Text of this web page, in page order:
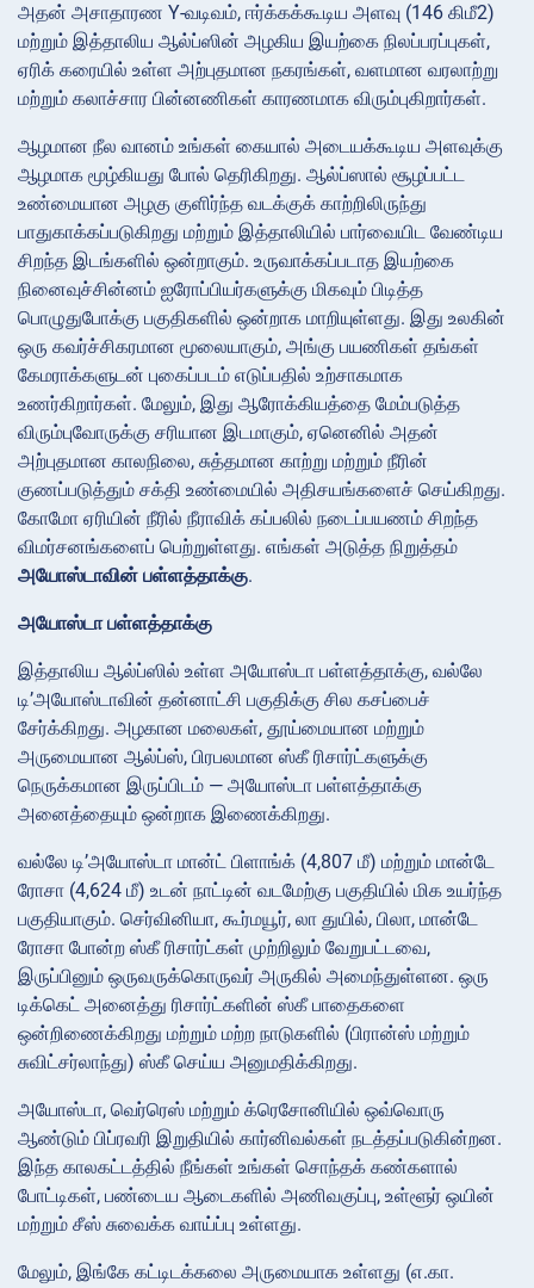
அதன் அசாதாரண Y-வடிவம், ஈர்க்கக்கூடிய அளவு (146 கிமீ2)
மற்றும் இத்தாலிய ஆல்ப்ஸின் அழகிய இயற்கை நிலப்பரப்புகள்,
ஏரிக் கரையில் உள்ள அற்புதமான நகரங்கள், வளமான வரலாற்று
மற்றும் கலாச்சார பின்னணிகள் காரணமாக விரும்புகிறார்கள்.
ஆழமான நீல வானம் உங்கள் கையால் அடையக்கூடிய அளவுக்கு
ஆழமாக மூழ்கியது போல் தெரிகிறது. ஆல்ப்ஸால் சூழப்பட்ட
உண்மையான அழகு குளிர்ந்த வடக்குக் காற்றிலிருந்து
பாதுகாக்கப்படுகிறது மற்றும் இத்தாலியில் பார்வையிட வேண்டிய
சிறந்த இடங்களில் ஒன்றாகும். உருவாக்கப்படாத இயற்கை
நினைவுச்சின்னம் ஐரோப்பியர்களுக்கு மிகவும் பிடித்த
பொழுதுபோக்கு பகுதிகளில் ஒன்றாக மாறியுள்ளது. இது உலகின்
ஒரு கவர்ச்சிகரமான மூலையாகும், அங்கு பயணிகள் தங்கள்
கேமராக்களுடன் புகைப்படம் எடுப்பதில் உற்சாகமாக
உணர்கிறார்கள். மேலும், இது ஆரோக்கியத்தை மேம்படுத்த
விரும்புவோருக்கு சரியான இடமாகும், ஏனெனில் அதன்
அற்புதமான காலநிலை, சுத்தமான காற்று மற்றும் நீரின்
குணப்படுத்தும் சக்தி உண்மையில் அதிசயங்களைச் செய்கிறது.
கோமோ ஏரியின் நீரில் நீராவிக் கப்பலில் நடைப்பயணம் சிறந்த
விமர்சனங்களைப் பெற்றுள்ளது. எங்கள் அடுத்த நிறுத்தம்
அயோஸ்டாவின் பள்ளத்தாக்கு.
அயோஸ்டா பள்ளத்தாக்கு
இத்தாலிய ஆல்ப்ஸில் உள்ள அயோஸ்டா பள்ளத்தாக்கு, வல்லே
டி’அயோஸ்டாவின் தன்னாட்சி பகுதிக்கு சில கசப்பைச்
சேர்க்கிறது. அழகான மலைகள், தூய்மையான மற்றும்
அருமையான ஆல்ப்ஸ், பிரபலமான ஸ்கீ ரிசார்ட்களுக்கு
நெருக்கமான இருப்பிடம் — அயோஸ்டா பள்ளத்தாக்கு
அனைத்தையும் ஒன்றாக இணைக்கிறது.
வல்லே டி’அயோஸ்டா மான்ட் பிளாங்க் (4,807 மீ) மற்றும் மான்டே
ரோசா (4,624 மீ) உடன் நாட்டின் வடமேற்கு பகுதியில் மிக உயர்ந்த
பகுதியாகும். செர்வினியா, கூர்மயூர், லா துயில், பிலா, மான்டே
ரோசா போன்ற ஸ்கீ ரிசார்ட்கள் முற்றிலும் வேறுபட்டவை,
இருப்பினும் ஒருவருக்கொருவர் அருகில் அமைந்துள்ளன. ஒரு
டிக்கெட் அனைத்து ரிசார்ட்களின் ஸ்கீ பாதைகளை
ஒன்றிணைக்கிறது மற்றும் மற்ற நாடுகளில் (பிரான்ஸ் மற்றும்
சுவிட்சர்லாந்து) ஸ்கீ செய்ய அனுமதிக்கிறது.
அயோஸ்டா, வெர்ரெஸ் மற்றும் க்ரெசோனியில் ஒவ்வொரு
ஆண்டும் பிப்ரவரி இறுதியில் கார்னிவல்கள் நடத்தப்படுகின்றன.
இந்த காலகட்டத்தில் நீங்கள் உங்கள் சொந்தக் கண்களால்
போட்டிகள், பண்டைய ஆடைகளில் அணிவகுப்பு, உள்ளூர் ஒயின்
மற்றும் சீஸ் சுவைக்க வாய்ப்பு உள்ளது.
மேலும், இங்கே கட்டிடக்கலை அருமையாக உள்ளது (எ.கா.